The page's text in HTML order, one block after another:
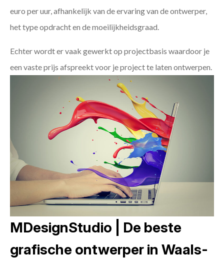
euro per uur, afhankelijk van de ervaring van de ontwerper,
het type opdracht en de moeilijkheidsgraad.
Echter wordt er vaak gewerkt op projectbasis waardoor je
een vaste prijs afspreekt voor je project te laten ontwerpen.
MDesignStudio | De beste
grafische ontwerper in Waals-